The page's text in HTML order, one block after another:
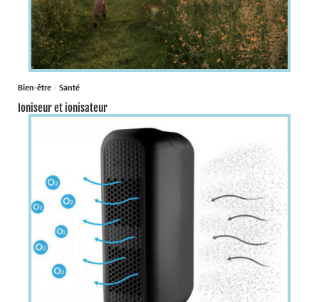
Bien-être Santé
Ioniseur et ionisateur